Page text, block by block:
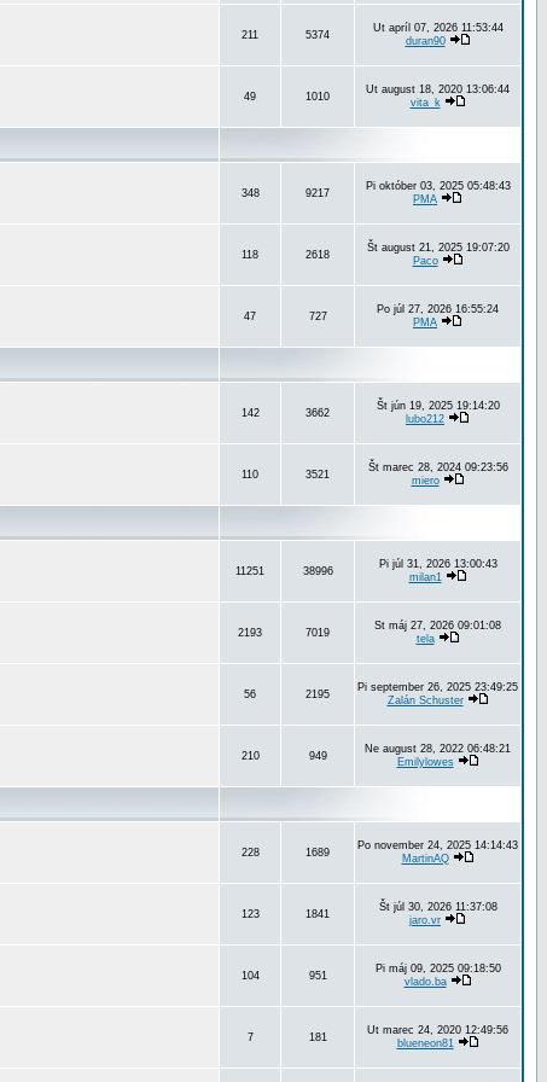
211 5374
Ut apríl 07, 2026 11:53:44
duran90
49 1010
Ut august 18, 2020 13:06:44
vita_k
348 9217
Pi október 03, 2025 05:48:43
PMA
118 2618
Št august 21, 2025 19:07:20
Paco
47 727
Po júl 27, 2026 16:55:24
PMA
142 3662
Št jún 19, 2025 19:14:20
lubo212
110 3521
Št marec 28, 2024 09:23:56
miero
11251 38996
Pi júl 31, 2026 13:00:43
milan1
2193 7019
St máj 27, 2026 09:01:08
tela
56 2195
Pi september 26, 2025 23:49:25
Zalán Schuster
210 949
Ne august 28, 2022 06:48:21
Emilylowes
228 1689
Po november 24, 2025 14:14:43
MartinAQ
123 1841
Št júl 30, 2026 11:37:08
jaro.vr
104 951
Pi máj 09, 2025 09:18:50
vlado.ba
7 181
Ut marec 24, 2020 12:49:56
blueneon81